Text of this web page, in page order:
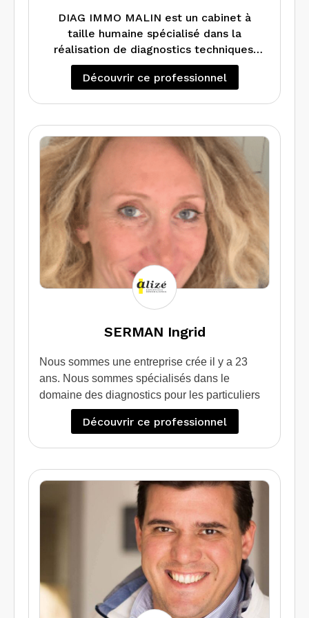
DIAG IMMO MALIN est un cabinet à
taille humaine spécialisé dans la
réalisation de diagnostics techniques.
Nous réalisons tous types de
diagnostics qu’ils soient avant vente,
Nous sommes attentifs aux enjeux
environnementaux et à l’écoute de nos
Découvrir ce professionnel
SERMAN Ingrid
Nous sommes une entreprise crée il y a 23
ans. Nous sommes spécialisés dans le
domaine des diagnostics pour les particuliers
qui souhaitent vendre / louer leur bien.
Egalement nous apportons une expertise et un
énergétique projeté.
Nous intervenons également sur des sites
professionnels et industriels
Découvrir ce professionnel